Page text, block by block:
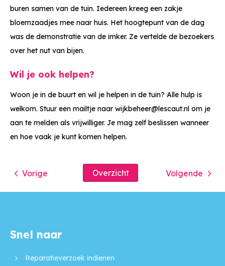
buren samen van de tuin. Iedereen kreeg een zakje
bloemzaadjes mee naar huis. Het hoogtepunt van de dag
was de demonstratie van de imker. Ze vertelde de bezoekers
over het nut van bijen.
Wil je ook helpen?
Woon je in de buurt en wil je helpen in de tuin? Alle hulp is
welkom. Stuur een mailtje naar wijkbeheer@lescaut.nl om je
aan te melden als vrijwilliger. Je mag zelf beslissen wanneer
en hoe vaak je kunt komen helpen.
Volgende
Overzicht
Vorige
Contactinformatie
Snel naar
Reparatieverzoek indienen